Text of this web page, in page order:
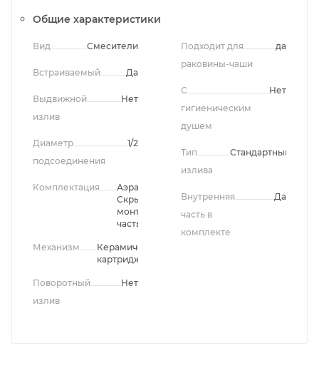
Общие характеристики
Вид Смесители
Встраиваемый Да
Выдвижной
излив
Нет
Диаметр
подсоединения
1/2
Комплектация
Аэратор,
Скрытая
монтажная
часть
Механизм
Керамический
картридж
Поворотный
излив
Нет
Подходит для
раковины-чаши
да
С
гигиеническим
душем
Нет
Тип
излива
Стандартный
Внутренняя
часть в
комплекте
Да